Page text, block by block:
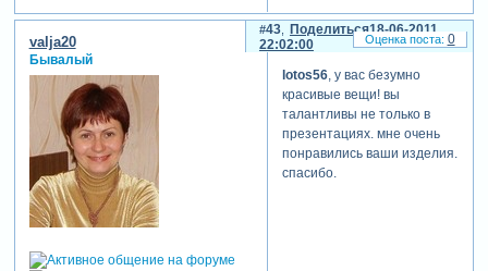
Поделиться
43
18-06-2011
22:02:00
valja20
Бывалый
lotos56, у вас безумно
красивые вещи! вы
талантливы не только в
презентациях. мне очень
понравились ваши изделия.
спасибо.
0